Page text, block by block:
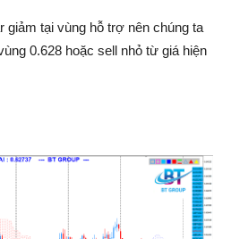
giảm tại vùng hỗ trợ nên chúng ta
0.628 hoặc sell nhỏ từ giá hiện